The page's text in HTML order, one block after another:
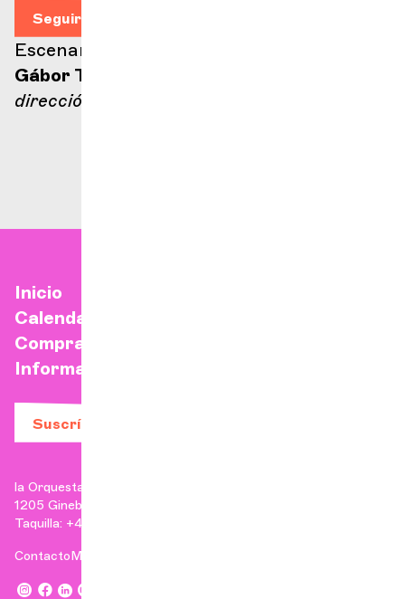
Seguir leyendo
Escenario Ella Fitzgerald
Gábor Takács-Nagy
dirección
Inicio
Calendario
Comprar una entrada
Información práctica
Suscríbase a nuestro boletín
la Orquesta de Cámara de Ginebra
1205 Ginebra
Taquilla: +41 22 807 17 90 | Administración: +41 22 807 17 96
ContactoMenciones legales